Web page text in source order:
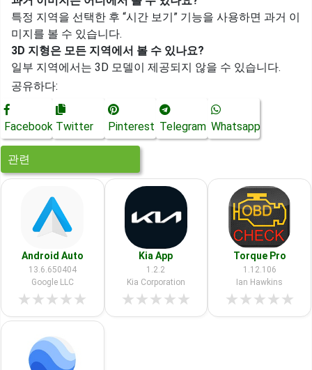
특정 지역을 선택한 후 “시간 보기” 기능을 사용하면 과거 이
미지를 볼 수 있습니다.
3D 지형은 모든 지역에서 볼 수 있나요?
일부 지역에서는 3D 모델이 제공되지 않을 수 있습니다.
공유하다:
Facebook Twitter Pinterest Telegram Whatsapp
관련
Android Auto
13.6.650404
Google LLC
★★★★★
Kia App
1.2.2
Kia Corporation
★★★★★
Torque Pro
1.12.106
Ian Hawkins
★★★★★